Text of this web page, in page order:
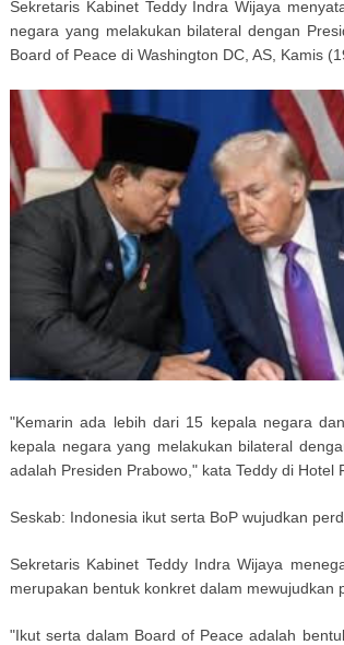
Sekretaris Kabinet Teddy Indra Wijaya
negara yang melakukan bilateral dengan
Board of Peace di Washington DC, AS, Kamis
"Kemarin ada lebih dari 15 kepala negara
kepala negara yang melakukan bilateral
adalah Presiden Prabowo," kata Teddy di
Seskab: Indonesia ikut serta BoP wujudkan
Sekretaris Kabinet Teddy Indra Wijaya
merupakan bentuk konkret dalam mewujudkan
"Ikut serta dalam Board of Peace adalah